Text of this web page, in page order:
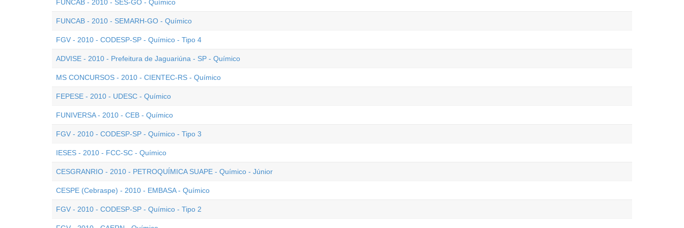
FUNCAB - 2010 - SES-GO - Químico
FUNCAB - 2010 - SEMARH-GO - Químico
FGV - 2010 - CODESP-SP - Químico - Tipo 4
ADVISE - 2010 - Prefeitura de Jaguariúna - SP - Químico
MS CONCURSOS - 2010 - CIENTEC-RS - Químico
FEPESE - 2010 - UDESC - Químico
FUNIVERSA - 2010 - CEB - Químico
FGV - 2010 - CODESP-SP - Químico - Tipo 3
IESES - 2010 - FCC-SC - Químico
CESGRANRIO - 2010 - PETROQUÍMICA SUAPE - Químico - Júnior
CESPE (Cebraspe) - 2010 - EMBASA - Químico
FGV - 2010 - CODESP-SP - Químico - Tipo 2